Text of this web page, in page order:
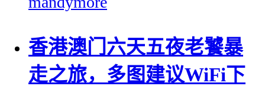
香港澳门六天五夜老饕暴
走之旅，多图建议WiFi下